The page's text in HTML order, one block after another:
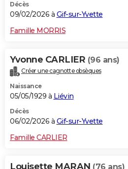
Décès
09/02/2026 à Gif-sur-Yvette
Famille MORRIS
Yvonne CARLIER (96 ans)
Créer une cagnotte obsèques
Naissance
05/05/1929 à Liévin
Décès
06/02/2026 à Gif-sur-Yvette
Famille CARLIER
Louisette MARAN (76 ans)